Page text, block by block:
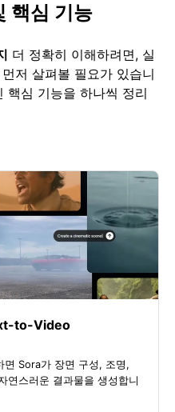
핵심 기능
더 정확히 이해하려면, 실
저 살펴볼 필요가 있습니
핵심 기능을 하나씩 정리
to-Video
면 Sora가 장면 구성, 조명,
연스러운 결과물을 생성합니